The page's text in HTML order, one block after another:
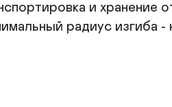
и хранение
радиус изгиба -